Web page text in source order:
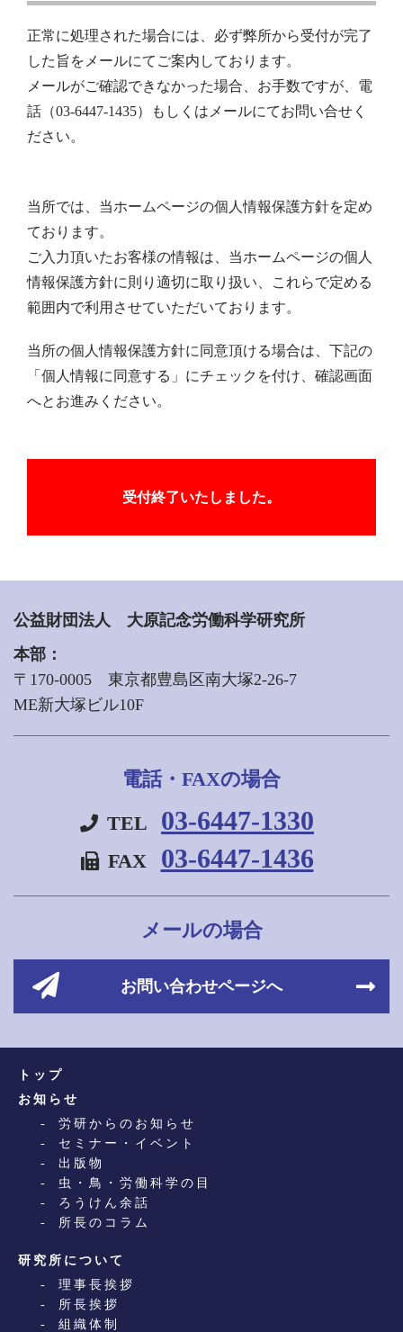
正常に処理された場合には、必ず弊所から受付が完了
した旨をメールにてご案内しております。
メールがご確認できなかった場合、お手数ですが、電
話（03-6447-1435）もしくはメールにてお問い合せく
ださい。
当所では、当ホームページの個人情報保護方針を定め
ております。
ご入力頂いたお客様の情報は、当ホームページの個人
情報保護方針に則り適切に取り扱い、これらで定める
範囲内で利用させていただいております。
当所の個人情報保護方針に同意頂ける場合は、下記の
「個人情報に同意する」にチェックを付け、確認画面
へとお進みください。
受付終了いたしました。
公益財団法人 大原記念労働科学研究所
本部：
〒170-0005 東京都豊島区南大塚2-26-7
ME新大塚ビル10F
電話・FAXの場合
TEL
03-6447-1330
FAX 03-6447-1436
メールの場合
お問い合わせページへ
トップ
お知らせ
労研からのお知らせ
セミナー・イベント
出版物
虫・鳥・労働科学の目
ろうけん余話
所長のコラム
研究所について
理事長挨拶
所長挨拶
組織体制